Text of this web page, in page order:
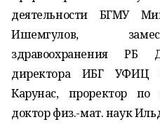
деятельности БГМУ
Ишемгулов,
здравоохранения РБ
директора ИБГ УФИЦ
Карунас, проректор
доктор физ.-мат. наук